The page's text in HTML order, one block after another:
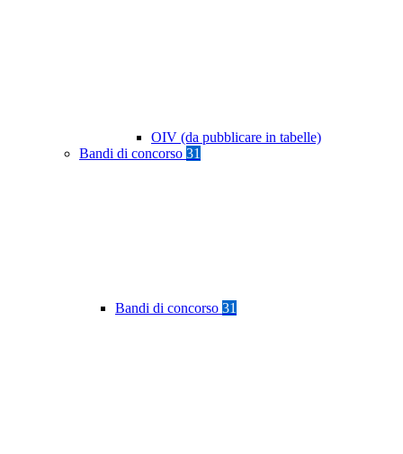
OIV (da pubblicare in tabelle)
Bandi di concorso 31
Bandi di concorso 31